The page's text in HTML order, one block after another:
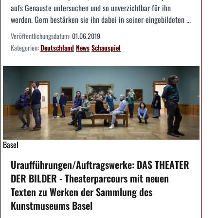
aufs Genauste untersuchen und so unverzichtbar für ihn
werden. Gern bestärken sie ihn dabei in seiner eingebildeten ...
Veröffentlichungsdatum:01.06.2019
Kategorien:DeutschlandNewsSchauspiel
Basel
Uraufführungen/Auftragswerke: DAS THEATER
DER BILDER - Theaterparcours mit neuen
Texten zu Werken der Sammlung des
Kunstmuseums Basel